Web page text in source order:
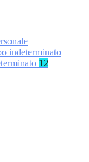
indeterminato
12